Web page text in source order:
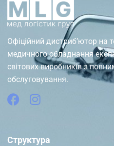
Офіційний дистриб’ютор на
медичного обладнання
світових виробників з
обслуговування.
Структура